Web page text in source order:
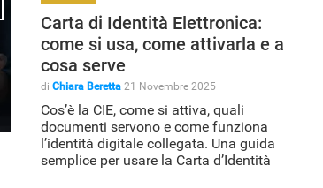
Carta di Identità Elettronica:
come si usa, come attivarla e a
cosa serve
di Chiara Beretta 21 Novembre 2025
Cos’è la CIE, come si attiva, quali
documenti servono e come funziona
l’identità digitale collegata. Una guida
semplice per usare la Carta d’Identità